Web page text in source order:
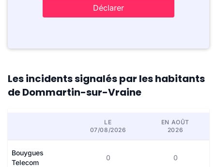
Déclarer
Les incidents signalés par les habitants
de Dommartin-sur-Vraine
LE
07/08/2026
EN AOÛT
2026
Bouygues
Telecom
0 0